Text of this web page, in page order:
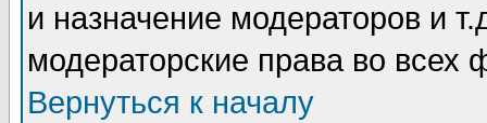
и назначение модераторов и
модераторские права во всех
Вернуться к началу